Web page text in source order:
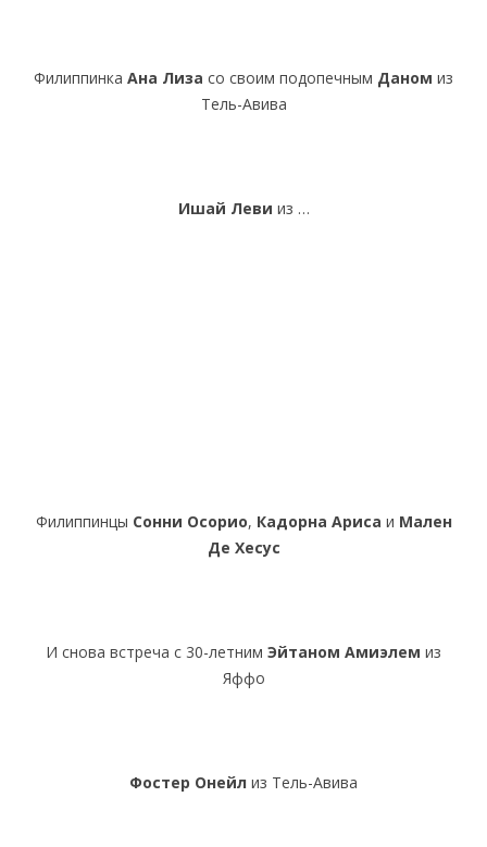
Филиппинка Ана Лиза со своим подопечным Даном из
Тель-Авива
Ишай Леви из …
Филиппинцы Сонни Осорио, Кадорна Ариса и Мален
Де Хесус
И снова встреча с 30-летним Эйтаном Амиэлем из
Яффо
Фостер Онейл из Тель-Авива